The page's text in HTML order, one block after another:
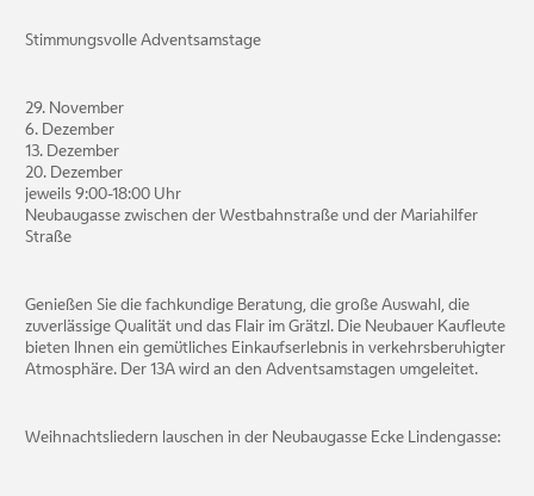
Stimmungsvolle Adventsamstage
29. November
6. Dezember
13. Dezember
20. Dezember
jeweils 9:00-18:00 Uhr
Neubaugasse zwischen der Westbahnstraße und der Mariahilfer
Straße
Genießen Sie die fachkundige Beratung, die große Auswahl, die
zuverlässige Qualität und das Flair im Grätzl. Die Neubauer Kaufleute
bieten Ihnen ein gemütliches Einkaufserlebnis in verkehrsberuhigter
Atmosphäre. Der 13A wird an den Adventsamstagen umgeleitet.
Weihnachtsliedern lauschen in der Neubaugasse Ecke Lindengasse: